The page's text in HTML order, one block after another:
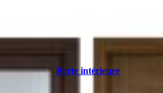
Porte intérieure